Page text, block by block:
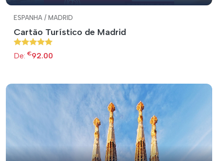
ESPANHA / MADRID
Cartão Turístico de Madrid
De: €92.00